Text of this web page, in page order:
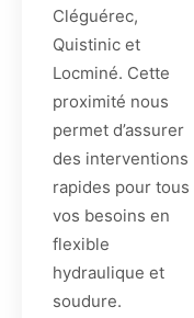
Cléguérec,
Quistinic et
Locminé. Cette
proximité nous
permet d’assurer
des interventions
rapides pour tous
vos besoins en
flexible
hydraulique et
soudure.